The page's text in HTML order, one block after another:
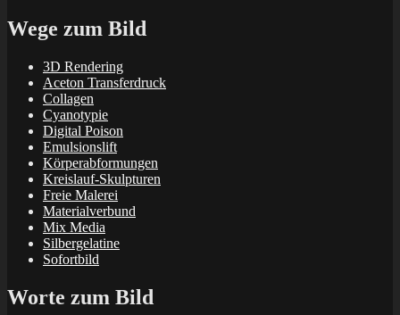
Wege zum Bild
3D Rendering
Aceton Transferdruck
Collagen
Cyanotypie
Digital Poison
Emulsionslift
Körperabformungen
Kreislauf-Skulpturen
Freie Malerei
Materialverbund
Mix Media
Silbergelatine
Sofortbild
Worte zum Bild